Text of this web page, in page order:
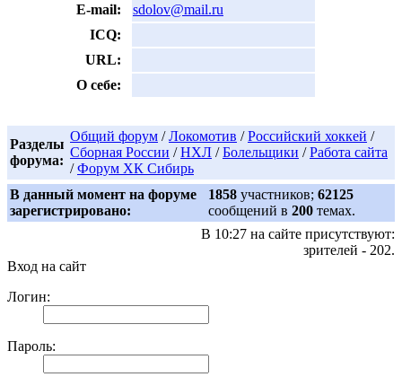
E-mail:
sdolov@mail.ru
ICQ:
URL:
О себе:
Разделы
форума:
Общий форум /Локомотив /Российский хоккей /
Сборная России /НХЛ /Болельщики /Работа сайта
/Форум ХК Сибирь
В данный момент на форуме
зарегистрировано:
1858 участников; 62125
сообщений в 200 темах.
В 10:27 на сайте присутствуют:
зрителей - 202.
Вход на сайт
Логин:
Пароль: